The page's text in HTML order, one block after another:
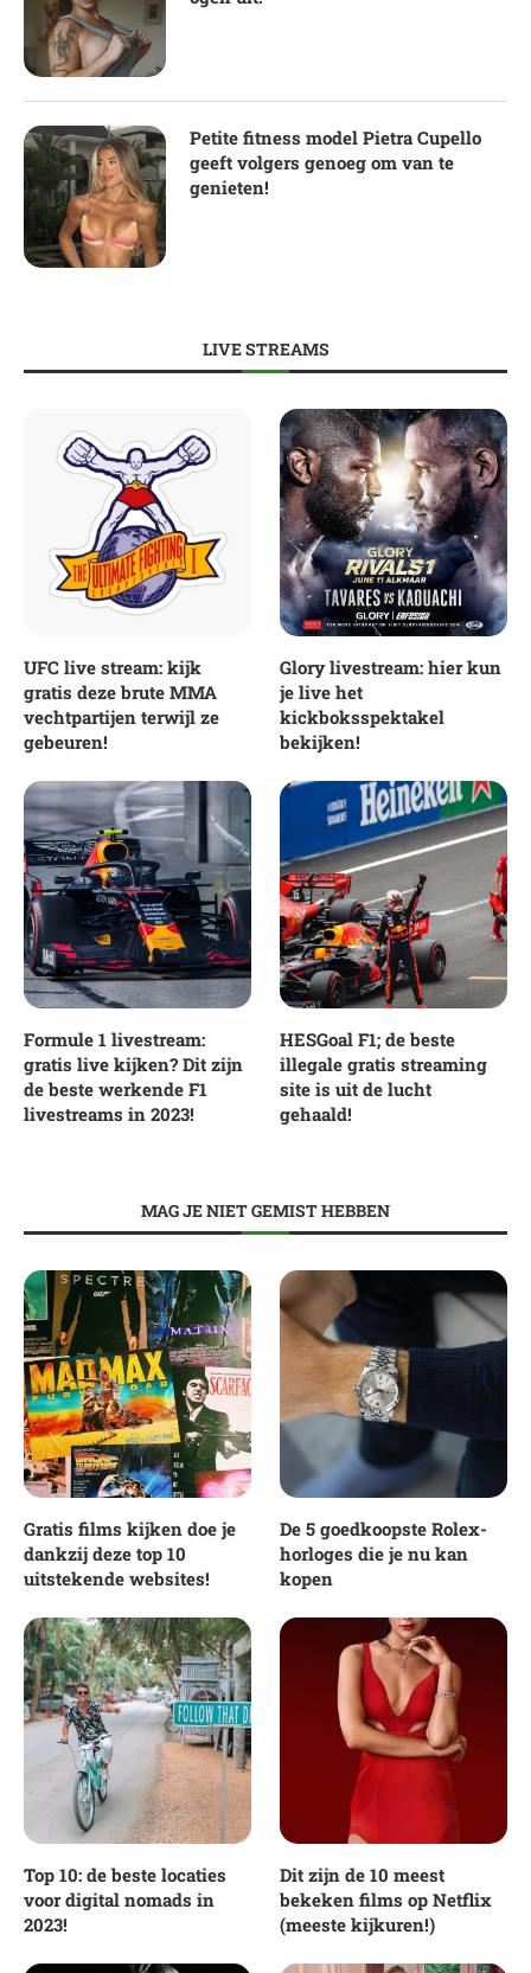
Petite fitness model Pietra Cupello
geeft volgers genoeg om van te
genieten!
LIVE STREAMS
UFC live stream: kijk
gratis deze brute MMA
vechtpartijen terwijl ze
gebeuren!
Glory livestream: hier kun
je live het
kickboksspektakel
bekijken!
Formule 1 livestream:
gratis live kijken? Dit zijn
de beste werkende F1
livestreams in 2023!
HESGoal F1; de beste
illegale gratis streaming
site is uit de lucht
gehaald!
MAG JE NIET GEMIST HEBBEN
Gratis films kijken doe je
dankzij deze top 10
uitstekende websites!
De 5 goedkoopste Rolex-
horloges die je nu kan
kopen
Top 10: de beste locaties
voor digital nomads in
2023!
Dit zijn de 10 meest
bekeken films op Netflix
(meeste kijkuren!)